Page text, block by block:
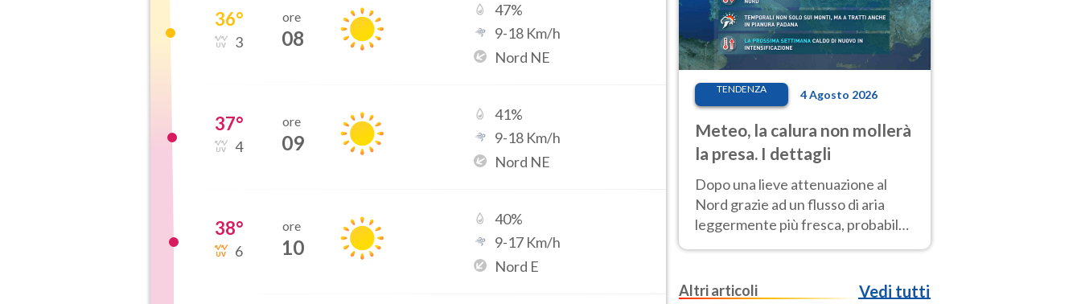
36°
3
ore
08
47%
9-18 Km/h
Nord NE
37°
4
ore
09
41%
9-18 Km/h
Nord NE
38°
6
ore
10
40%
9-17 Km/h
Nord E
TENDENZA 4 Agosto 2026
Meteo, la calura non mollerà
la presa. I dettagli
Dopo una lieve attenuazione al
Nord grazie ad un flusso di aria
leggermente più fresca, probabile
nuovo rinforzo dell’anticiclone
Altri articoli
Vedi tutti